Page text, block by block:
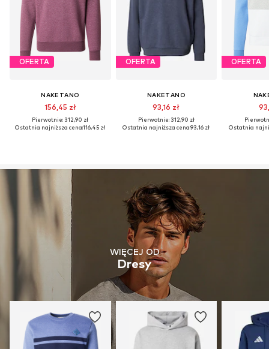
OFERTA
NAKETANO
156,45 zł
Pierwotnie: 312,90 zł
Ostatnia najniższa cena:116,45 zł
OFERTA
NAKETANO
93,16 zł
Pierwotnie: 312,90 zł
Ostatnia najniższa cena:93,16 zł
OFERTA
Ostatnia
WIĘCEJ OD
Dresy